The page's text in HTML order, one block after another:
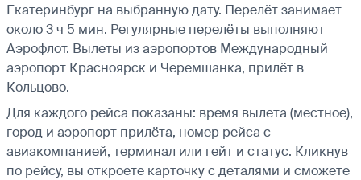
Екатеринбург на выбранную дату. Перелёт занимает
около 3 ч 5 мин. Регулярные перелёты выполняют
Аэрофлот. Вылеты из аэропортов Международный
аэропорт Красноярск и Черемшанка, прилёт в
Кольцово.
Для каждого рейса показаны: время вылета (местное),
город и аэропорт прилёта, номер рейса с
авиакомпанией, терминал или гейт и статус. Кликнув
по рейсу, вы откроете карточку с деталями и сможете